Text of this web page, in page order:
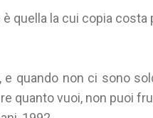
quella la cui copia costa
quando non ci sono
quanto vuoi, non puoi